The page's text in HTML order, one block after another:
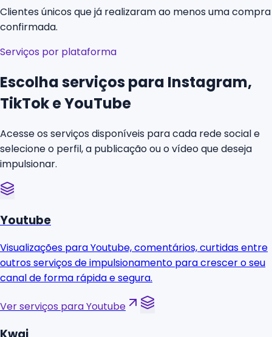
Clientes únicos que já realizaram ao menos uma compra
confirmada.
Serviços por plataforma
Escolha serviços para Instagram,
TikTok e YouTube
Acesse os serviços disponíveis para cada rede social e
selecione o perfil, a publicação ou o vídeo que deseja
impulsionar.
Youtube
Visualizações para Youtube, comentários, curtidas entre
outros serviços de impulsionamento para crescer o seu
canal de forma rápida e segura.
Ver serviços para Youtube